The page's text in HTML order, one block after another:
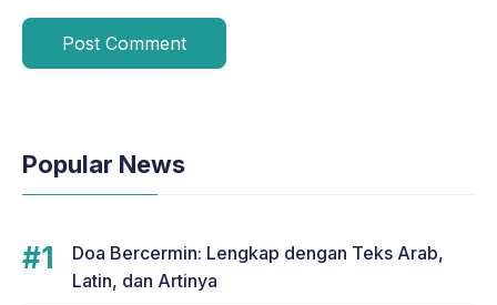
Popular News
Doa Bercermin: Lengkap dengan Teks Arab,
Latin, dan Artinya